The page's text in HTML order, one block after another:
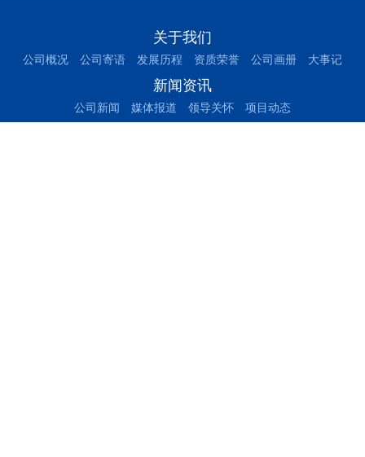
关于我们
公司概况 公司寄语 发展历程 资质荣誉 公司画册 大事记
新闻资讯
公司新闻 媒体报道 领导关怀 项目动态